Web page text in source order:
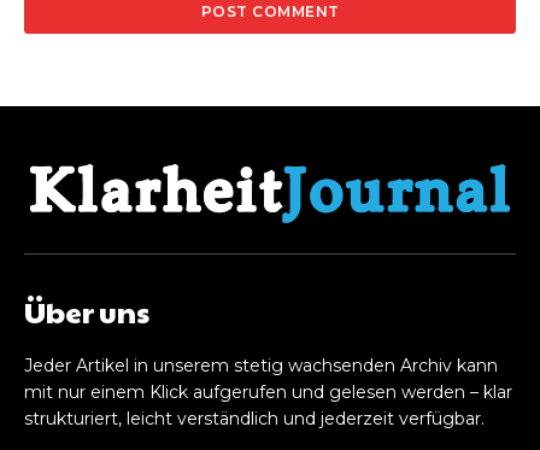
Über uns
Jeder Artikel in unserem stetig wachsenden Archiv kann
mit nur einem Klick aufgerufen und gelesen werden – klar
strukturiert, leicht verständlich und jederzeit verfügbar.